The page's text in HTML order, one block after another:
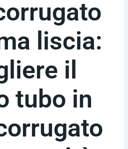
liscia:
il
tubo in